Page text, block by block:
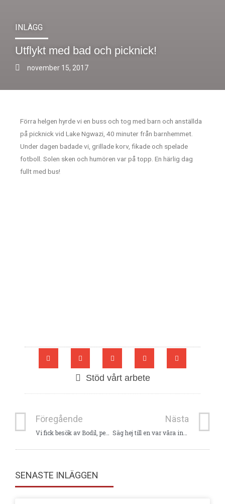
INLÄGG
Utflykt med bad och picknick!
november 15, 2017
Förra helgen hyrde vi en buss och tog med barn och anställda
på picknick vid Lake Ngwazi, 40 minuter från barnhemmet.
Under dagen badade vi, grillade korv, fikade och spelade
fotboll. Solen sken och humören var på topp. En härlig dag
fullt med bus!
Stöd vårt arbete
Föregående Nästa
SENASTE INLÄGGEN